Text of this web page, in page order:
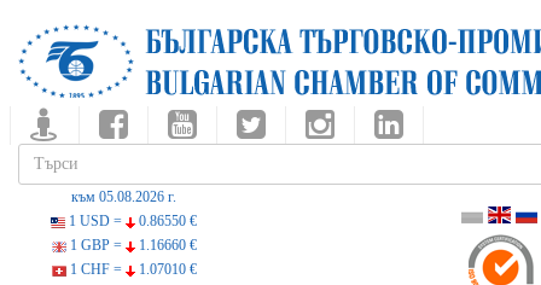
към 05.08.2026 г.
1 USD =
0.86550 €
1 GBP =
1.16660 €
1 CHF =
1.07010 €